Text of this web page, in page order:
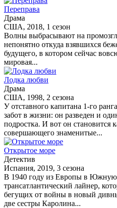
Переправа
Драма
США, 2018, 1 сезон
Волны выбрасывают на
непонятно откуда взявшихся
будущего, в котором сейчас
мировая...
Лодка любви
Драма
США, 1998, 2 сезона
У отставного капитана 1-го
забот в жизни: он разведен и
подростка. И вот он становится
совершающего знаменитые...
Открытое море
Детектив
Испания, 2019, 3 сезона
В 1940 году из Европы в Южную
трансатлантический лайнер,
бегущих от войны в новый
две сестры Каролина...